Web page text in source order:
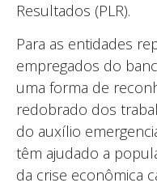
Resultados (PLR).
Para as entidades
empregados do
uma forma de
redobrado dos
do auxílio
têm ajudado a
da crise econômica